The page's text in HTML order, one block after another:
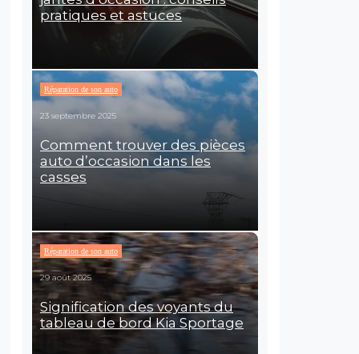
pratiques et astuces
Réparation de son auto
23 septembre 2025
Comment trouver des pièces
auto d’occasion dans les
casses
Réparation de son auto
29 août 2025
Signification des voyants du
tableau de bord Kia Sportage